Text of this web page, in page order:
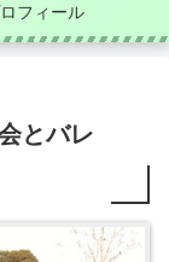
フィール
とバレ